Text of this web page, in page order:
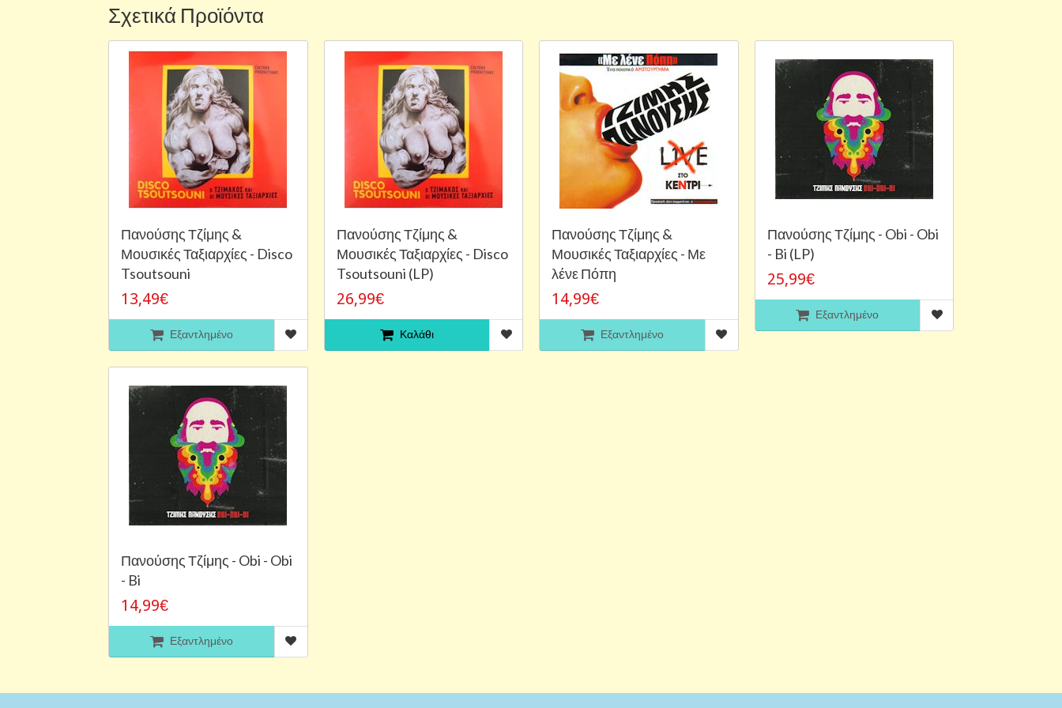
Σχετικά Προϊόντα
Πανούσης Τζίμης &
Μουσικές Ταξιαρχίες - Disco
Tsoutsouni
13,49€
Εξαντλημένο
Πανούσης Τζίμης &
Μουσικές Ταξιαρχίες - Disco
Tsoutsouni (LP)
26,99€
Καλάθι
Πανούσης Τζίμης &
Μουσικές Ταξιαρχίες - Με
λένε Πόπη
14,99€
Εξαντλημένο
Πανούσης Τζίμης - Obi - Obi
- Bi (LP)
25,99€
Εξαντλημένο
Πανούσης Τζίμης - Obi - Obi
- Bi
14,99€
Εξαντλημένο